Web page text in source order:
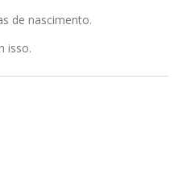
de nascimento.
isso.